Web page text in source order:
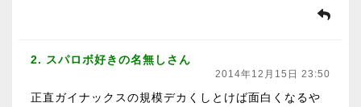
2. スパロボ好きの名無しさん
2014年12月15日 23:50
正直ガイナックスの規模デカくしとけば面白くなるや